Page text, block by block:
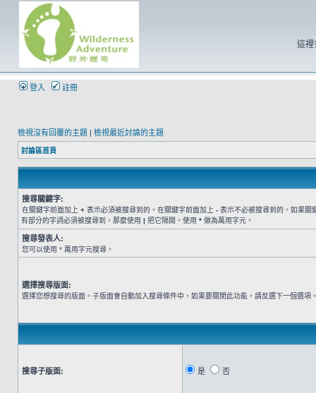
這裡
登入 註冊
檢視沒有回覆的主題 | 檢視最近討論的主題
討論區首頁
搜尋關鍵字:
在關鍵字前面加上 + 表示必須被搜尋到的。在關鍵字前面加上 - 表示不必被搜尋到的。如果關
有部分的字詞必須被搜尋到，那麼使用 | 把它隔開。使用 * 做為萬用字元。
搜尋發表人:
您可以使用 * 萬用字元搜尋。
選擇搜尋版面:
選擇您想搜尋的版面。子版面會自動加入搜尋條件中，如果要關閉此功能，請反選下一個選項
搜尋子版面: 是 否